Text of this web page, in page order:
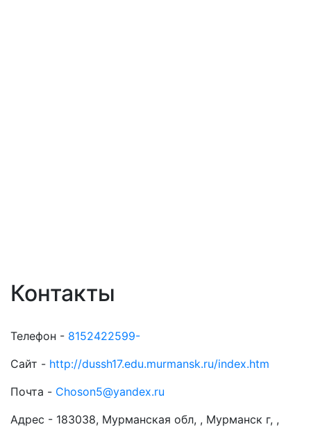
Контакты
Телефон - 8152422599-
Сайт - http://dussh17.edu.murmansk.ru/index.htm
Почта - Choson5@yandex.ru
Адрес - 183038, Мурманская обл, , Мурманск г, ,